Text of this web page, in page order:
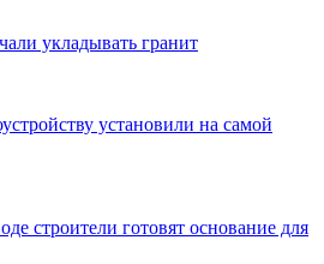
укладывать гранит
установили на самой
строители готовят основание для